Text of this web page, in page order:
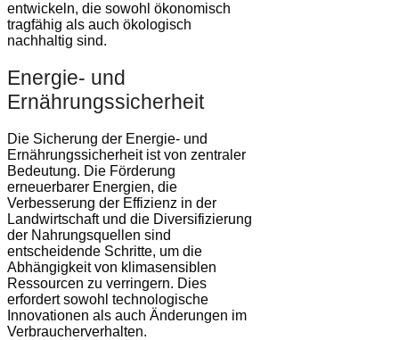
entwickeln, die sowohl ökonomisch
tragfähig als auch ökologisch
nachhaltig sind.
Energie- und
Ernährungssicherheit
Die Sicherung der Energie- und
Ernährungssicherheit ist von zentraler
Bedeutung. Die Förderung
erneuerbarer Energien, die
Verbesserung der Effizienz in der
Landwirtschaft und die Diversifizierung
der Nahrungsquellen sind
entscheidende Schritte, um die
Abhängigkeit von klimasensiblen
Ressourcen zu verringern. Dies
erfordert sowohl technologische
Innovationen als auch Änderungen im
Verbraucherverhalten.